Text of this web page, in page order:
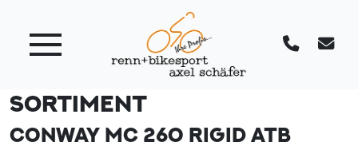
SORTIMENT
CONWAY MC 260 RIGID ATB